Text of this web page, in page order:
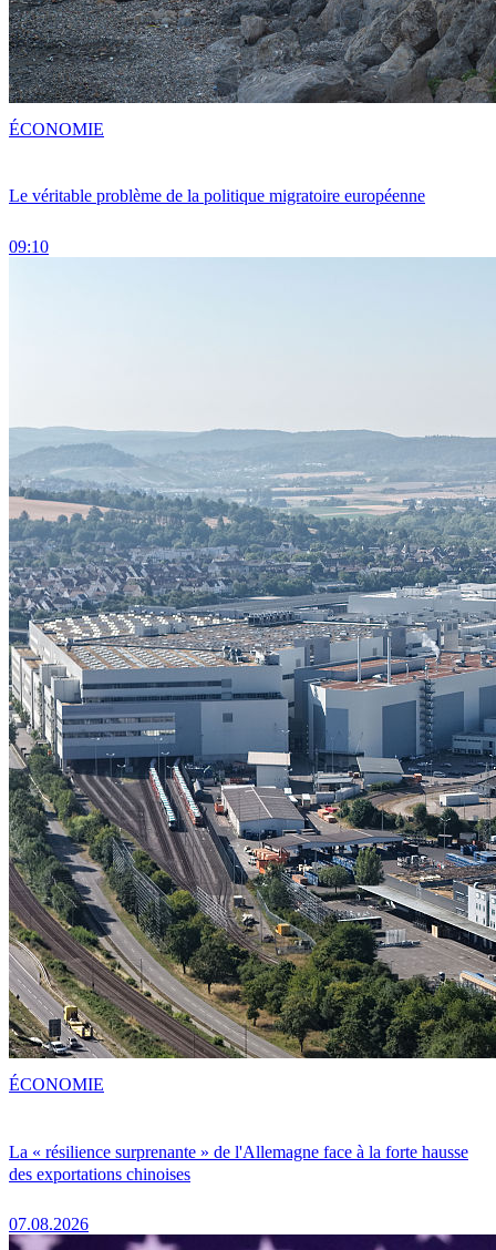
Le véritable problème de la politique migratoire européenne
09:10
ÉCONOMIE
La « résilience surprenante » de l'Allemagne face à la forte hausse
des exportations chinoises
07.08.2026
ÉCONOMIE